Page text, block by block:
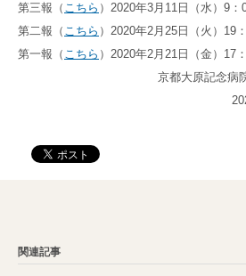
第三報（ こちら ）2020年3月11日（水）9：
第二報（ こちら ）2020年2月25日（火）19
第一報（ こちら ）2020年2月21日（金）17
京都大原記念病
関連記事